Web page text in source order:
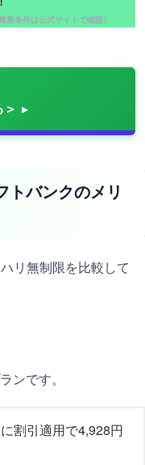
新条件は公式サイトで確認）
トバンクのメリ
リ無制限を比較して
ンです。
割引適用で4,928円